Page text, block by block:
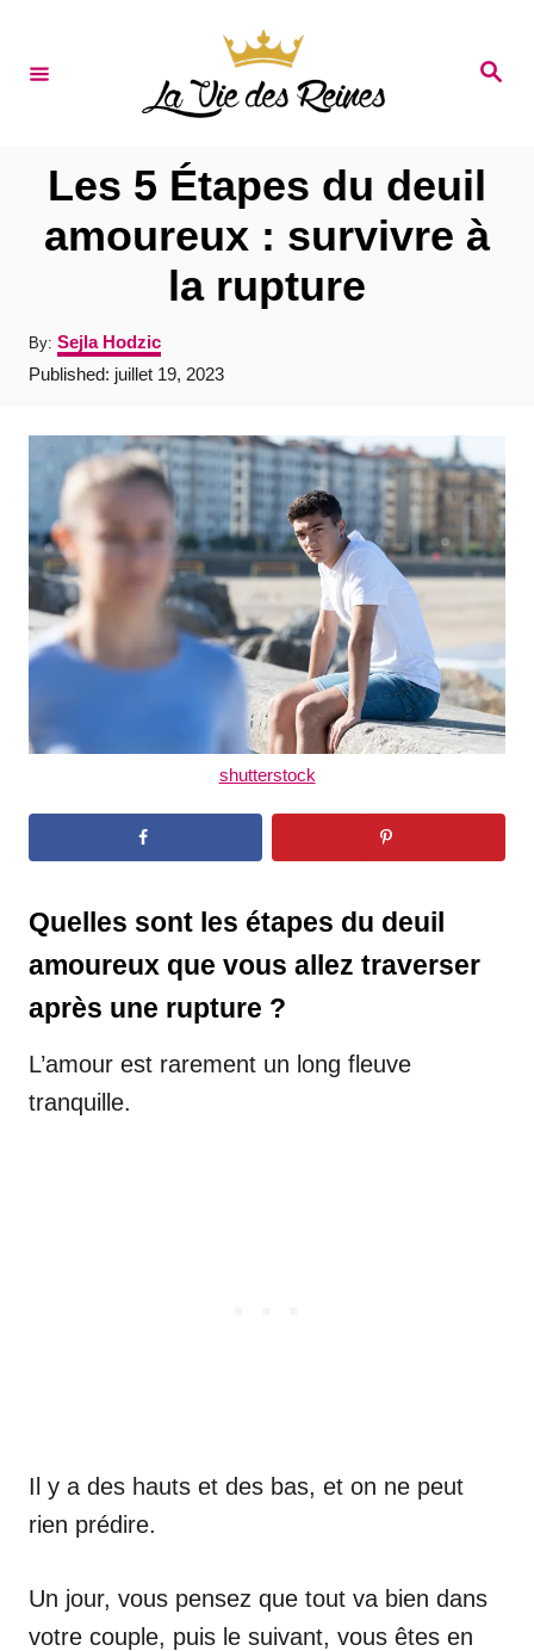
S
h
Les 5 Étapes du deuil
amoureux : survivre à
la rupture
By: A
u
t
o
Sejla Hodzic
P
o
n
Published: juillet 19, 2023
shutterstock
Quelles sont les étapes du deuil
amoureux que vous allez traverser
après une rupture ?
L’amour est rarement un long fleuve
tranquille.
Il y a des hauts et des bas, et on ne peut
rien prédire.
Un jour, vous pensez que tout va bien dans
votre couple, puis le suivant, vous êtes en